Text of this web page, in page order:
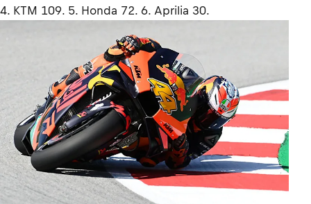
4. KTM 109. 5. Honda 72. 6. Aprilia 30.